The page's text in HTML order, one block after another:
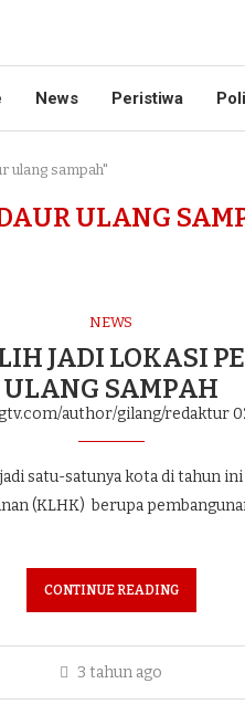
News Peristiwa
ulang sampah"
ULANG
NEWS
JADI LOKASI
ULANG SAMPAH
author/gilang/redaktur
satu-satunya kota di tahun
(KLHK) berupa
CONTINUE READING
3 tahun ago